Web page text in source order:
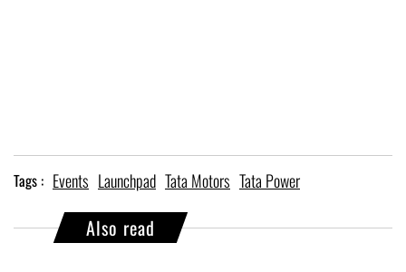
Tags : Events Launchpad Tata Motors Tata Power
Also read